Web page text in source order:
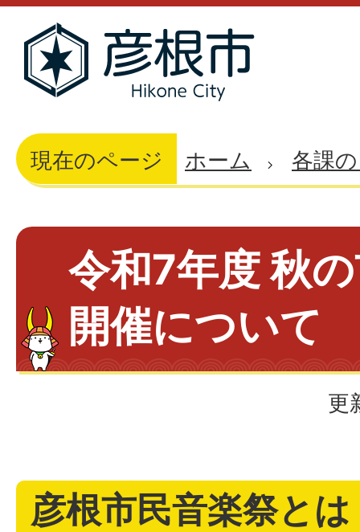
現在のページ ホーム 各課
令和7年度 秋
開催について
更
彦根市民音楽祭とは